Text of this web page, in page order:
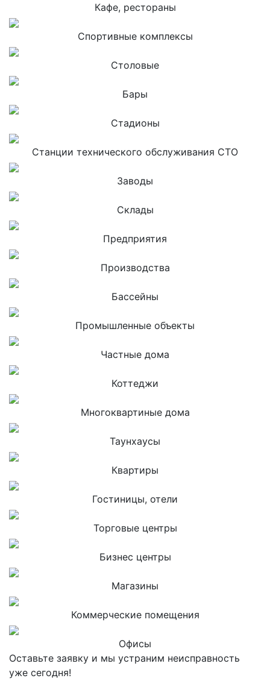
Кафе, рестораны
Спортивные комплексы
Столовые
Бары
Стадионы
Станции технического обслуживания СТО
Заводы
Склады
Предприятия
Производства
Бассейны
Промышленные объекты
Частные дома
Коттеджи
Многоквартиные дома
Таунхаусы
Квартиры
Гостиницы, отели
Торговые центры
Бизнес центры
Магазины
Коммерческие помещения
Офисы
Оставьте заявку и мы устраним неисправность
уже сегодня!